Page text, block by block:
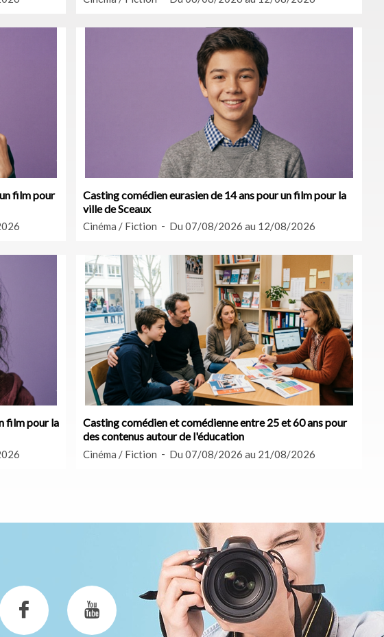
film pour
Casting comédien eurasien de 14 ans pour un film pour la
ville de Sceaux
Cinéma / Fiction Du 07/08/2026 au 12/08/2026
film pour la
Casting comédien et comédienne entre 25 et 60 ans pour
des contenus autour de l'éducation
Cinéma / Fiction Du 07/08/2026 au 21/08/2026